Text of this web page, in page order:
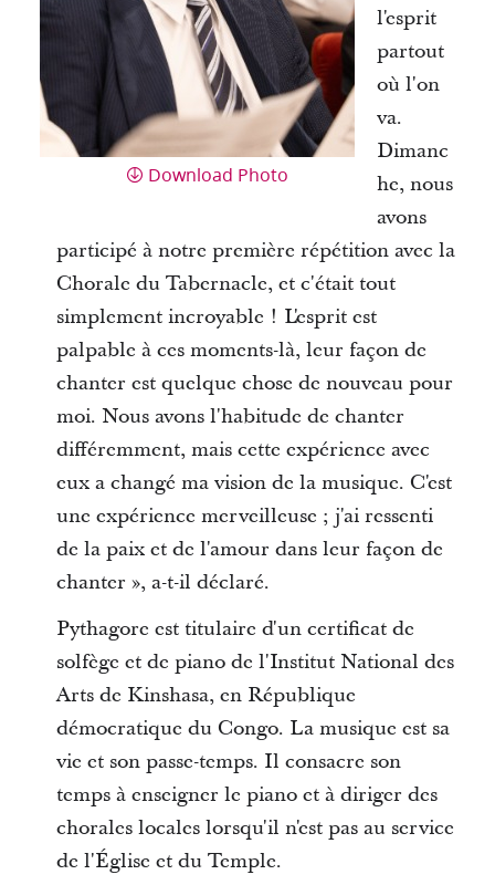
Download Photo
l'esprit
partout
où l'on
va.
Dimanc
he, nous
avons
participé à notre première répétition avec la
Chorale du Tabernacle, et c'était tout
simplement incroyable ! L'esprit est
palpable à ces moments-là, leur façon de
chanter est quelque chose de nouveau pour
moi. Nous avons l'habitude de chanter
différemment, mais cette expérience avec
eux a changé ma vision de la musique. C'est
une expérience merveilleuse ; j'ai ressenti
de la paix et de l'amour dans leur façon de
chanter », a-t-il déclaré.
Pythagore est titulaire d'un certificat de
solfège et de piano de l'Institut National des
Arts de Kinshasa, en République
démocratique du Congo. La musique est sa
vie et son passe-temps. Il consacre son
temps à enseigner le piano et à diriger des
chorales locales lorsqu'il n'est pas au service
de l'Église et du Temple.